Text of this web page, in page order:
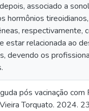
associado a
hormônios
respectivamente,
estar relacionada ao
devendo os
pós vacinação
Torquato. 2024.